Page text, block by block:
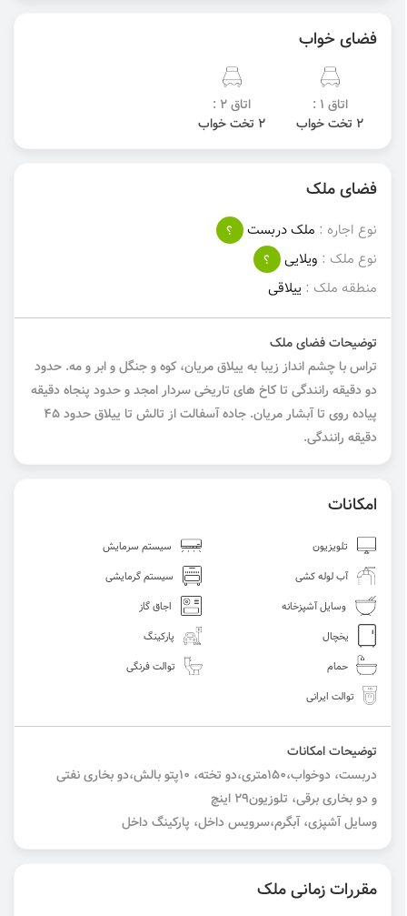
فضای خواب
اتاق 1 :
2 تخت خواب
اتاق 2 :
2 تخت خواب
فضای ملک
نوع اجاره : ملک دربست
؟
نوع ملک : ویلایی
؟
منطقه ملک : ییلاقی
توضیحات فضای ملک
تراس با چشم انداز زیبا به ییلاق مریان، کوه و جنگل و ابر و مه. حدود
دو دقیقه رانندگی تا کاخ های تاریخی سردار امجد و حدود پنجاه دقیقه
پیاده روی تا آبشار مریان. جاده آسفالت از تالش تا ییلاق حدود ۴۵
دقیقه رانندگی.
امکانات
تلویزیون
سیستم سرمایش
آب لوله کشی
سیستم گرمایشی
وسایل آشپزخانه
اجاق گاز
یخچال
پارکینگ
حمام
توالت فرنگی
توالت ایرانی
توضیحات امکانات
دربست، دوخواب،۱۵۰متری،دو تخته، ۱۰پتو بالش،دو بخاری نفتی
و دو بخاری برقی، تلوزیون29 اینچ
وسایل آشپزی، آبگرم،سرویس داخل، پارکینگ داخل
مقررات زمانی ملک